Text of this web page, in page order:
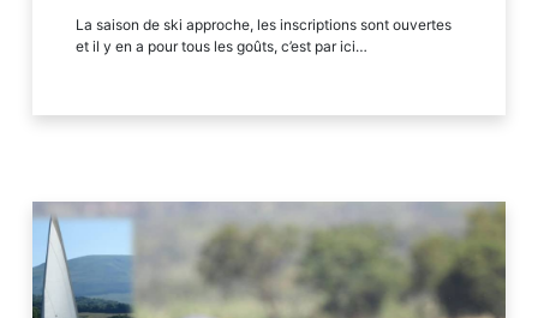
La saison de ski approche, les inscriptions sont ouvertes
et il y en a pour tous les goûts, c’est par ici…